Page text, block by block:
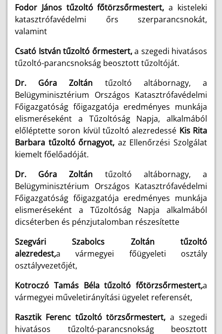
Fodor János tűzoltó főtörzsőrmestert,a kisteleki
katasztrófavédelmi őrs szerparancsnokát,
valamint
Csató István tűzoltó őrmestert,a szegedi hivatásos
tűzoltó-parancsnokság beosztott tűzoltóját.
Dr. Góra Zoltán tűzoltó altábornagy, a
Belügyminisztérium Országos Katasztrófavédelmi
Főigazgatóság főigazgatója eredményes munkája
elismeréseként a Tűzoltóság Napja, alkalmából
előléptette soron kívül tűzoltó alezredessé Kis Rita
Barbara tűzoltó őrnagyot, az Ellenőrzési Szolgálat
kiemelt főelőadóját.
Dr. Góra Zoltán tűzoltó altábornagy, a
Belügyminisztérium Országos Katasztrófavédelmi
Főigazgatóság főigazgatója eredményes munkája
elismeréseként a Tűzoltóság Napja alkalmából
dicséterben és pénzjutalomban részesítette
Szegvári Szabolcs Zoltán tűzoltó
alezredest,a vármegyei főügyeleti osztály
osztályvezetőjét,
Kotroczó Tamás Béla tűzoltó főtörzsőrmestert,a
vármegyei műveletirányítási ügyelet referensét,
Rasztik Ferenc tűzoltó törzsőrmestert,a szegedi
hivatásos tűzoltó-parancsnokság beosztott